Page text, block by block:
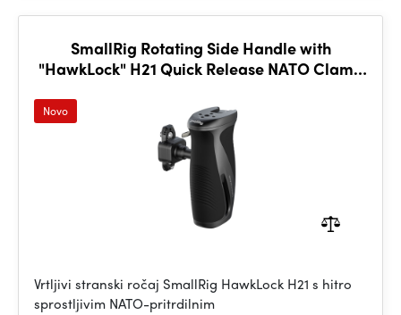
SmallRig Rotating Side Handle with
"HawkLock" H21 Quick Release NATO Clamp
Novo
Vrtljivi stranski ročaj SmallRig HawkLock H21 s hitro
sprostljivim NATO-pritrdilnim